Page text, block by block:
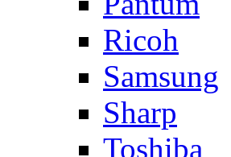
Ricoh
Samsung
Sharp
Toshiba